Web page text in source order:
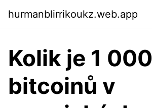
hurmanblirrikoukz.web.app
Kolik je 1 000
bitcoinů v